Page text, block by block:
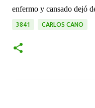
enfermo y cansado dejó
3841 CARLOS CANO